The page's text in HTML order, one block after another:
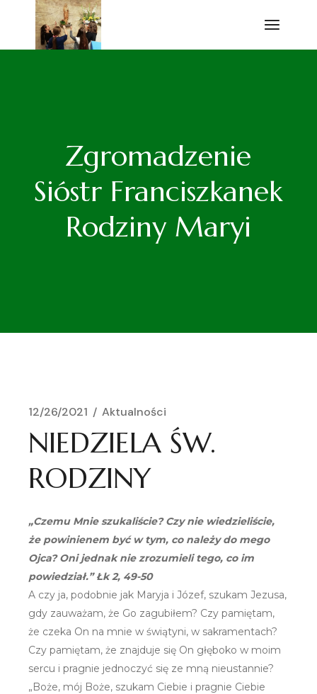
Przejdź
Zgromadzenie
Sióstr Franciszkanek
Rodziny Maryi
12/26/2021 Aktualności
NIEDZIELA ŚW.
RODZINY
„Czemu Mnie szukaliście? Czy nie wiedzieliście,
że powinienem być w tym, co należy do mego
Ojca? Oni jednak nie zrozumieli tego, co im
powiedział.” Łk 2, 49-50
A czy ja, podobnie jak Maryja i Józef, szukam Jezusa,
gdy zauważam, że Go zagubiłem? Czy pamiętam,
że czeka On na mnie w świątyni, w sakramentach?
Czy pamiętam, że znajduje się On głęboko w moim
sercu i pragnie jednoczyć się ze mną nieustannie?
„Boże, mój Boże, szukam Ciebie i pragnie Ciebie